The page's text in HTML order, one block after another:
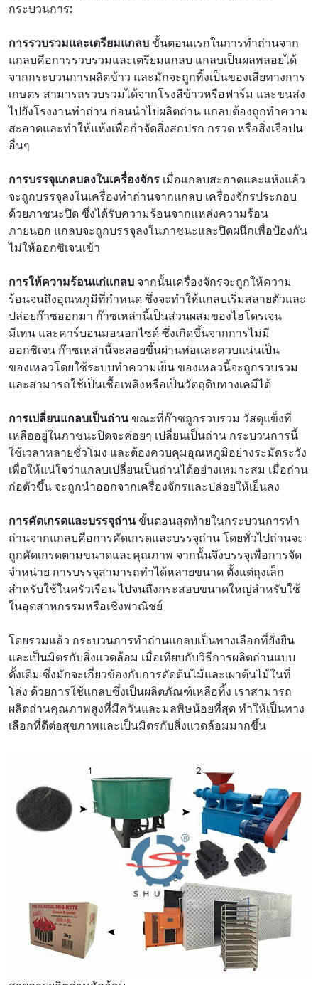
กระบวนการ:
การรวบรวมและเตรียมแกลบขั้นตอนแรกในการทำถ่านจาก
แกลบคือการรวบรวมและเตรียมแกลบ แกลบเป็นผลพลอยได้
จากกระบวนการผลิตข้าว และมักจะถูกทิ้งเป็นของเสียทางการ
เกษตร สามารถรวบรวมได้จากโรงสีข้าวหรือฟาร์ม และขนส่ง
ไปยังโรงงานทำถ่าน ก่อนนำไปผลิตถ่าน แกลบต้องถูกทำความ
สะอาดและทำให้แห้งเพื่อกำจัดสิ่งสกปรก กรวด หรือสิ่งเจือปน
อื่นๆ
การบรรจุแกลบลงในเครื่องจักร เมื่อแกลบสะอาดและแห้งแล้ว
จะถูกบรรจุลงในเครื่องทำถ่านจากแกลบ เครื่องจักรประกอบ
ด้วยภาชนะปิด ซึ่งได้รับความร้อนจากแหล่งความร้อน
ภายนอก แกลบจะถูกบรรจุลงในภาชนะและปิดผนึกเพื่อป้องกัน
ไม่ให้ออกซิเจนเข้า
การให้ความร้อนแก่แกลบ จากนั้นเครื่องจักรจะถูกให้ความ
ร้อนจนถึงอุณหภูมิที่กำหนด ซึ่งจะทำให้แกลบเริ่มสลายตัวและ
ปล่อยก๊าซออกมา ก๊าซเหล่านี้เป็นส่วนผสมของไฮโดรเจน
มีเทน และคาร์บอนมอนอกไซด์ ซึ่งเกิดขึ้นจากการไม่มี
ออกซิเจน ก๊าซเหล่านี้จะลอยขึ้นผ่านท่อและควบแน่นเป็น
ของเหลวโดยใช้ระบบทำความเย็น ของเหลวนี้จะถูกรวบรวม
และสามารถใช้เป็นเชื้อเพลิงหรือเป็นวัตถุดิบทางเคมีได้
การเปลี่ยนแกลบเป็นถ่านขณะที่ก๊าซถูกรวบรวม วัสดุแข็งที่
เหลืออยู่ในภาชนะปิดจะค่อยๆ เปลี่ยนเป็นถ่าน กระบวนการนี้
ใช้เวลาหลายชั่วโมง และต้องควบคุมอุณหภูมิอย่างระมัดระวัง
เพื่อให้แน่ใจว่าแกลบเปลี่ยนเป็นถ่านได้อย่างเหมาะสม เมื่อถ่าน
ก่อตัวขึ้น จะถูกนำออกจากเครื่องจักรและปล่อยให้เย็นลง
การคัดเกรดและบรรจุถ่านขั้นตอนสุดท้ายในกระบวนการทำ
ถ่านจากแกลบคือการคัดเกรดและบรรจุถ่าน โดยทั่วไปถ่านจะ
ถูกคัดเกรดตามขนาดและคุณภาพ จากนั้นจึงบรรจุเพื่อการจัด
จำหน่าย การบรรจุสามารถทำได้หลายขนาด ตั้งแต่ถุงเล็ก
สำหรับใช้ในครัวเรือน ไปจนถึงกระสอบขนาดใหญ่สำหรับใช้
ในอุตสาหกรรมหรือเชิงพาณิชย์
โดยรวมแล้ว กระบวนการทำถ่านแกลบเป็นทางเลือกที่ยั่งยืน
และเป็นมิตรกับสิ่งแวดล้อม เมื่อเทียบกับวิธีการผลิตถ่านแบบ
ดั้งเดิม ซึ่งมักจะเกี่ยวข้องกับการตัดต้นไม้และเผาต้นไม้ในที่
โล่ง ด้วยการใช้แกลบซึ่งเป็นผลิตภัณฑ์เหลือทิ้ง เราสามารถ
ผลิตถ่านคุณภาพสูงที่มีควันและมลพิษน้อยที่สุด ทำให้เป็นทาง
เลือกที่ดีต่อสุขภาพและเป็นมิตรกับสิ่งแวดล้อมมากขึ้น